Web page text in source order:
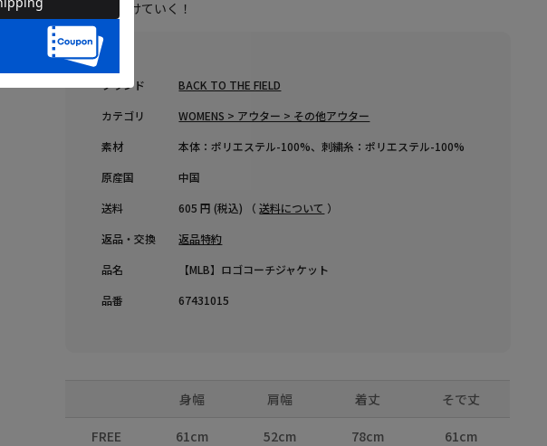
り発信し続けていく！
ブランド
BACK TO THE FIELD
カテゴリ
WOMENS > アウター > その他アウター
素材
本体：ポリエステル-100%、刺繍糸：ポリエステル-100%
原産国
中国
送料
605 円 (税込) （送料について ）
返品・交換
返品特約
品名
【MLB】ロゴコーチジャケット
品番
67431015
身幅 肩幅 着丈 そで丈
FREE 61cm 52cm 78cm 61cm